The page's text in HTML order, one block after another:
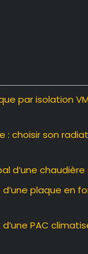
par isolation
: choisir son
d’une chaudière
plaque en
PAC